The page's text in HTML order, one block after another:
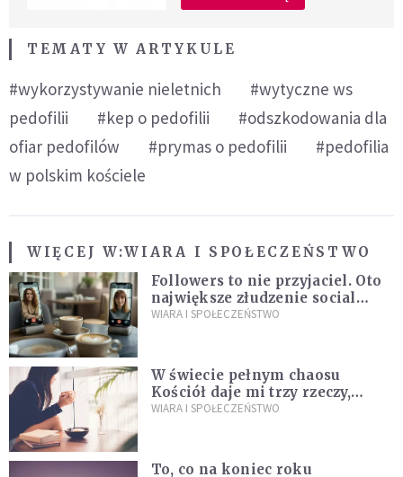
TEMATY W ARTYKULE
#wykorzystywanie nieletnich
#wytyczne ws
pedofilii
#kep o pedofilii
#odszkodowania dla
ofiar pedofilów
#prymas o pedofilii
#pedofilia
w polskim kościele
WIĘCEJ W:WIARA I SPOŁECZEŃSTWO
Followers to nie przyjaciel. Oto
największe złudzenie social
mediów
WIARA I SPOŁECZEŃSTWO
W świecie pełnym chaosu
Kościół daje mi trzy rzeczy,
których wszystkim dziś bardzo
WIARA I SPOŁECZEŃSTWO
To, co na koniec roku